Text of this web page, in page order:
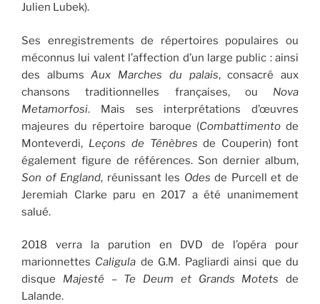
Julien Lubek).
Ses enregistrements de répertoires populaires ou
méconnus lui valent l’affection d’un large public : ainsi
des albumsAux Marches du palais, consacré aux
chansons traditionnelles françaises, ou Nova
Metamorfosi. Mais ses interprétations d’œuvres
majeures du répertoire baroque (Combattimento de
Monteverdi, Leçons de Ténèbres de Couperin) font
également figure de références. Son dernier album,
Son of England, réunissant les Odes de Purcell et de
Jeremiah Clarke paru en 2017 a été unanimement
salué.
2018 verra la parution en DVD de l’opéra pour
marionnettes Caligula de G.M. Pagliardi ainsi que du
disque Majesté – Te Deum et Grands Motets de
Lalande.